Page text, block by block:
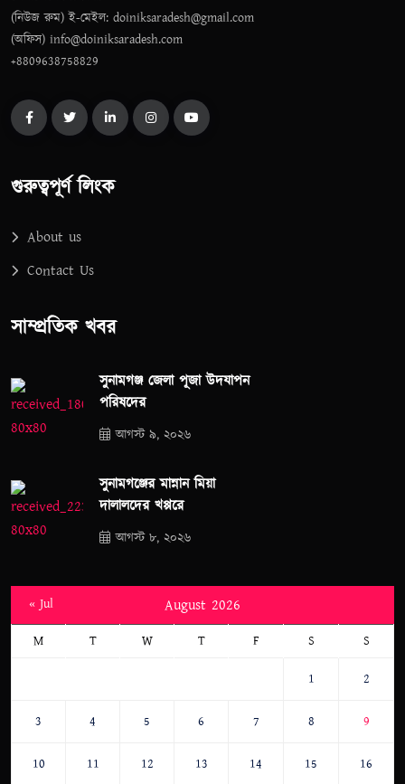
(নিউজ রুম) ই-মেইল: doiniksaradesh@gmail.com
(অফিস) info@doiniksaradesh.com
+8809638758829
গুরুত্বপূর্ণ লিংক
About us
Contact Us
সাম্প্রতিক খবর
সুনামগঞ্জ জেলা পূজা উদযাপন
পরিষদের
আগস্ট ৯, ২০২৬
সুনামগঞ্জের মান্নান মিয়া
দালালদের খপ্পরে
আগস্ট ৮, ২০২৬
August 2026
M T W T F S S
1 2
3 4 5 6 7 8 9
10 11 12 13 14 15 16
« Jul